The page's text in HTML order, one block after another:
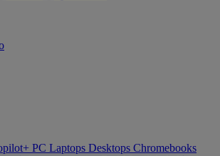
PC Laptops Desktops Chromebooks